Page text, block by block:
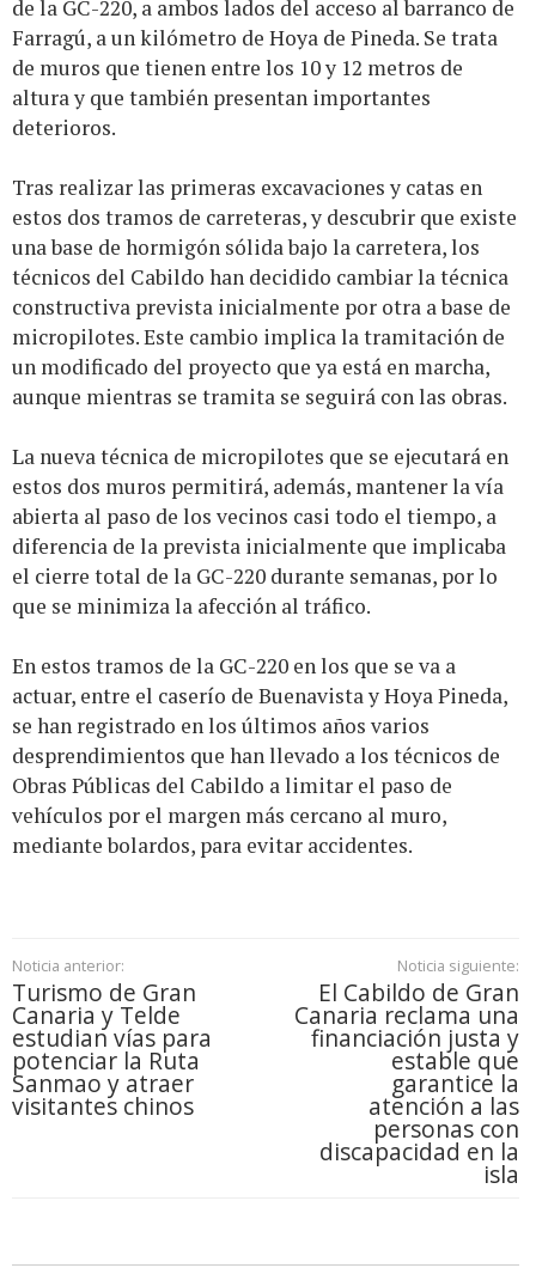
de la GC-220, a ambos lados del acceso al barranco de
Farragú, a un kilómetro de Hoya de Pineda. Se trata
de muros que tienen entre los 10 y 12 metros de
altura y que también presentan importantes
deterioros.
Tras realizar las primeras excavaciones y catas en
estos dos tramos de carreteras, y descubrir que existe
una base de hormigón sólida bajo la carretera, los
técnicos del Cabildo han decidido cambiar la técnica
constructiva prevista inicialmente por otra a base de
micropilotes. Este cambio implica la tramitación de
un modificado del proyecto que ya está en marcha,
aunque mientras se tramita se seguirá con las obras.
La nueva técnica de micropilotes que se ejecutará en
estos dos muros permitirá, además, mantener la vía
abierta al paso de los vecinos casi todo el tiempo, a
diferencia de la prevista inicialmente que implicaba
el cierre total de la GC-220 durante semanas, por lo
que se minimiza la afección al tráfico.
En estos tramos de la GC-220 en los que se va a
actuar, entre el caserío de Buenavista y Hoya Pineda,
se han registrado en los últimos años varios
desprendimientos que han llevado a los técnicos de
Obras Públicas del Cabildo a limitar el paso de
vehículos por el margen más cercano al muro,
mediante bolardos, para evitar accidentes.
Noticia anterior:
Turismo de Gran
Canaria y Telde
estudian vías para
potenciar la Ruta
Sanmao y atraer
visitantes chinos
Noticia siguiente:
El Cabildo de Gran
Canaria reclama una
financiación justa y
estable que
garantice la
atención a las
personas con
discapacidad en la
isla